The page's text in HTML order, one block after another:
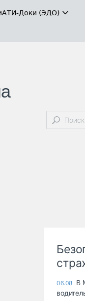
АТИ-Доки (ЭДО)
06.08 В